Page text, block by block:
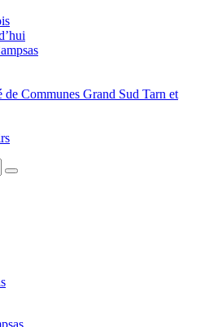
de Communes Grand Sud Tarn et